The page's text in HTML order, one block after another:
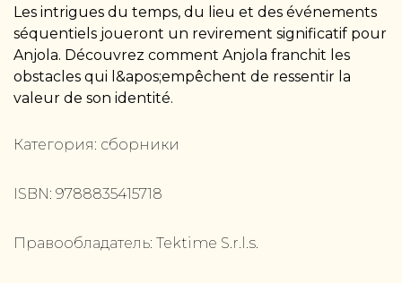
Les intrigues du temps, du lieu et des événements
séquentiels joueront un revirement significatif pour
Anjola. Découvrez comment Anjola franchit les
obstacles qui l&apos;empêchent de ressentir la
valeur de son identité.
Категория: сборники
ISBN: 9788835415718
Правообладатель: Tektime S.r.l.s.